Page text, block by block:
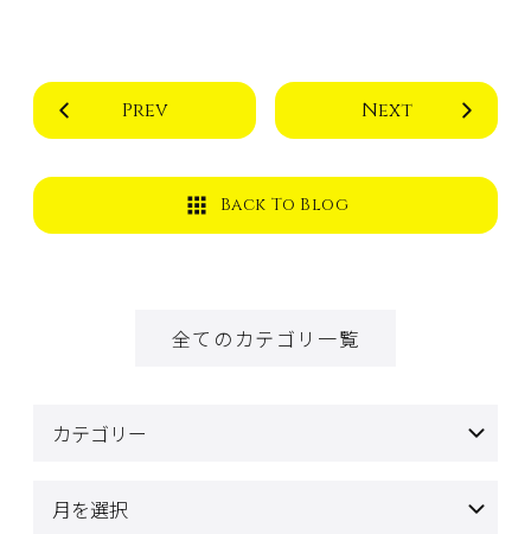
Prev Next
Back To Blog
全てのカテゴリ一覧